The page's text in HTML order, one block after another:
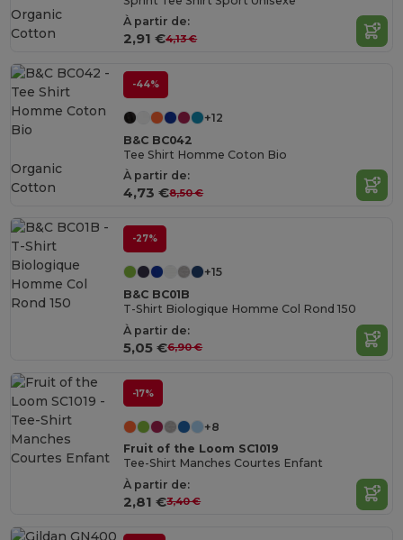
À partir de:
2,91 €4,13 €
Organic
Cotton
-44%
+12
B&C BC042
Tee Shirt Homme Coton Bio
À partir de:
4,73 €8,50 €
Organic
Cotton
-27%
+15
B&C BC01B
T-Shirt Biologique Homme Col Rond 150
À partir de:
5,05 €6,90 €
-17%
+8
Fruit of the Loom SC1019
Tee-Shirt Manches Courtes Enfant
À partir de:
2,81 €3,40 €